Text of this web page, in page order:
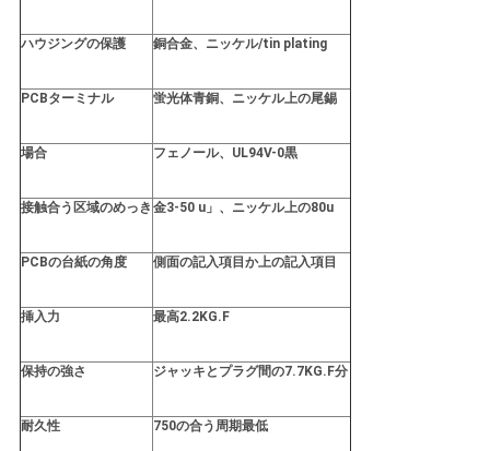
ハウジングの保護 銅合金、ニッケル/tin plating
PCBターミナル 蛍光体青銅、ニッケル上の尾錫
場合 フェノール、UL94V-0黒
接触合う区域のめっき 金3-50 u」、ニッケル上の80u
PCBの台紙の角度 側面の記入項目か上の記入項目
挿入力 最高2.2KG.F
保持の強さ ジャッキとプラグ間の7.7KG.F分
耐久性 750の合う周期最低